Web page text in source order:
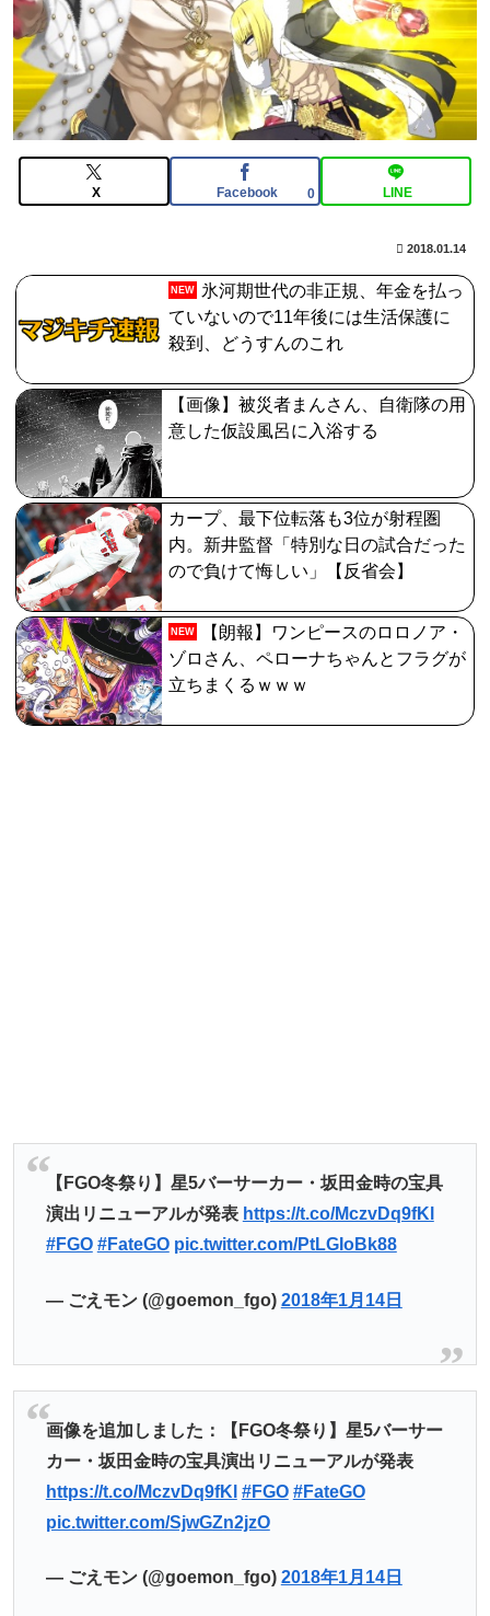
海外「世界で日本を死守するぞ！」 日本の消防署を訪れ
たちびっ子集団が世界をメロメロに
【FGO】今から弓戴冠戦を回るが杉谷さんとエウエウ、
どっちが使いやすい？
【疑問】13000円で5レアを確実に数体ゲット出来るの
ならお得ではないか？
【FGO】組み合わせ次第で活かせる場面がきっとある。
鬼女紅葉・ファントム強化みんなの反応まとめ
【FGO】黄金チケット『ますますマンガで分かる！
Fate/rand Order』第466話更新！
【動画像】上戸彩さん(40)、パンパンすぎてノーバン始
球式ならず
X Facebook 0 LINE
2018.01.14
NEW
氷河期世代の非正規、年金を払っ
ていないので11年後には生活保護に
殺到、どうすんのこれ
【画像】被災者まんさん、自衛隊の用
意した仮設風呂に入浴する
カープ、最下位転落も3位が射程圏
内。新井監督「特別な日の試合だった
ので負けて悔しい」【反省会】
NEW
【朗報】ワンピースのロロノア・
ゾロさん、ペローナちゃんとフラグが
立ちまくるｗｗｗ
【FGO冬祭り】星5バーサーカー・坂田金時の宝具
演出リニューアルが発表 https://t.co/MczvDq9fKl
#FGO #FateGO pic.twitter.com/PtLGIoBk88
— ごえモン (@goemon_fgo) 2018年1月14日
画像を追加しました：【FGO冬祭り】星5バーサー
カー・坂田金時の宝具演出リニューアルが発表
https://t.co/MczvDq9fKl #FGO #FateGO
pic.twitter.com/SjwGZn2jzO
— ごえモン (@goemon_fgo) 2018年1月14日